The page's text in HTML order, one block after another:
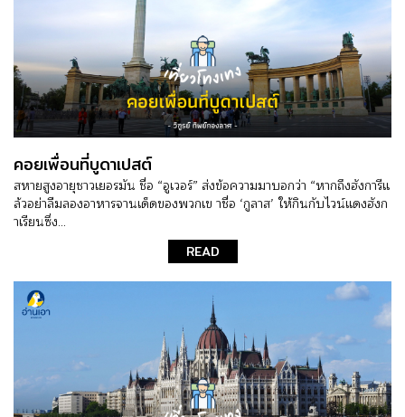
คอยเพื่อนที่บูดาเปสต์
สหายสูงอายุชาวเยอรมัน ชื่อ “อูเวอร์” ส่งข้อความมาบอกว่า “หากถึงฮังการีแ
ล้วอย่าลืมลองอาหารจานเด็ดของพวกเข าชื่อ ‘กูลาส’ ให้กินกับไวน์แดงฮังก
าเรียนซึ่ง...
READ